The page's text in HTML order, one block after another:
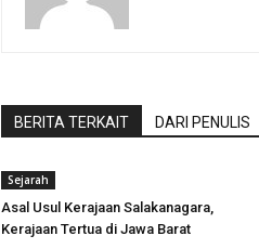
BERITA TERKAIT DARI PENULIS
Sejarah
Asal Usul Kerajaan Salakanagara,
Kerajaan Tertua di Jawa Barat